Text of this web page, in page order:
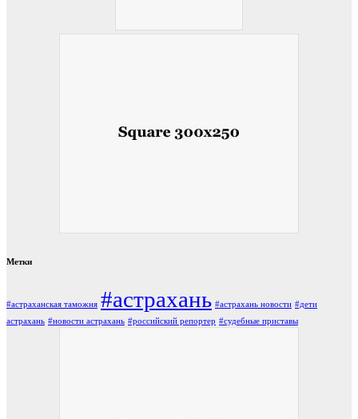
Метки
#астраханская таможня #астрахань #астрахань новости #дети
астрахань #новости астрахань #российский репортер #судебные приставы